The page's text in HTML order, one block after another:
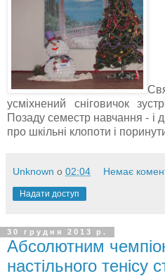
усміхнений сніговичок
Позаду семестр навчання - і д
про шкільні клопоти і
Unknown о 02:04 Немає
Надати доступ
30 грудня 2013 р.
Абсолютним
настільного тенісу